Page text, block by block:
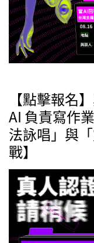
【點擊報名
AI 負責寫作
法詠唱」與
戰】